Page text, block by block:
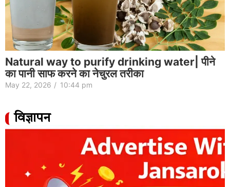
Natural way to purify drinking water| पीने
का पानी साफ करने का नेचुरल तरीका
May 22, 2026 / 10:44 pm
विज्ञापन